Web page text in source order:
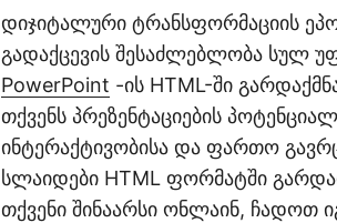
დიჯიტალური ტრანსფორმაციის
გადაქცევის შესაძლებლობა სულ
PowerPoint -ის HTML-ში
თქვენს პრეზენტაციების
ინტერაქტივობისა და ფართო
სლაიდები HTML ფორმატში
თქვენი შინაარსი ონლაინ, ჩადოთ